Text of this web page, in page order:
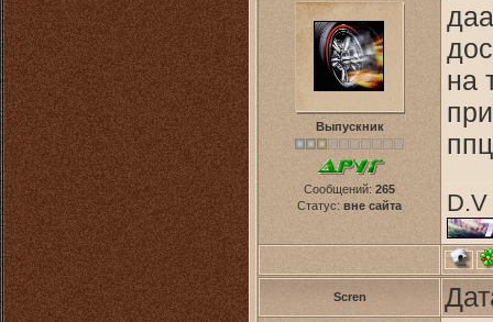
Выпускник
Сообщений: 265
Статус: вне сайта
на
Scren